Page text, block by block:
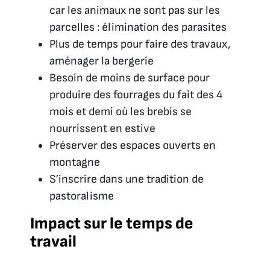
car les animaux ne sont pas sur les
parcelles : élimination des parasites
Plus de temps pour faire des travaux,
aménager la bergerie
Besoin de moins de surface pour
produire des fourrages du fait des 4
mois et demi où les brebis se
nourrissent en estive
Préserver des espaces ouverts en
montagne
S’inscrire dans une tradition de
pastoralisme
Impact sur le temps de
travail